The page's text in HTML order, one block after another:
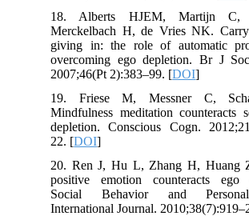
18. Alberts HJEM, Martijn
Merckelbach H, de Vries NK.
giving in: the role of automatic
overcoming ego depletion. Br J
2007;46(Pt 2):383–99. [DOI
19. Friese M, Messner C,
Mindfulness meditation counteracts
depletion. Conscious Cogn.
22. [DOI
20. Ren J, Hu L, Zhang H, Huang
positive emotion counteracts ego
Social Behavior and
International Journal.